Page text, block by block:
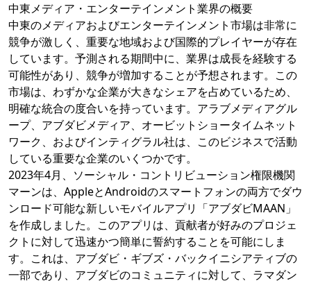
中東メディア・エンターテインメント業界の概要
中東のメディアおよびエンターテインメント市場は非常に
競争が激しく、重要な地域および国際的プレイヤーが存在
しています。予測される期間中に、業界は成長を経験する
可能性があり、競争が増加することが予想されます。この
市場は、わずかな企業が大きなシェアを占めているため、
明確な統合の度合いを持っています。アラブメディアグル
ープ、アブダビメディア、オービットショータイムネット
ワーク、およびインティグラル社は、このビジネスで活動
している重要な企業のいくつかです。
2023年4月、ソーシャル・コントリビューション権限機関
マーンは、AppleとAndroidのスマートフォンの両方でダウ
ンロード可能な新しいモバイルアプリ「アブダビMAAN」
を作成しました。このアプリは、貢献者が好みのプロジェ
クトに対して迅速かつ簡単に誓約することを可能にしま
す。これは、アブダビ・ギブズ・バックイニシアティブの
一部であり、アブダビのコミュニティに対して、ラマダン